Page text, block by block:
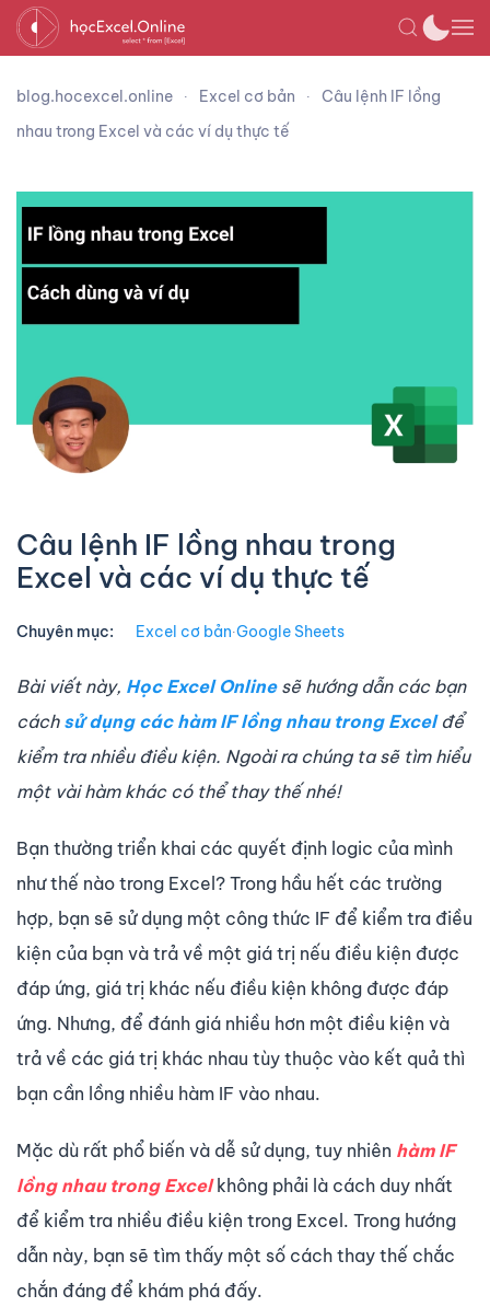
blog.hocexcel.online Excel cơ bản
Câu lệnh IF lồng
nhau trong Excel và các ví dụ thực tế
Câu lệnh IF lồng nhau trong
Excel và các ví dụ thực tế
Chuyên mục: Excel cơ bản∙Google Sheets
Bài viết này, Học Excel Onlinesẽ hướng dẫn các bạn
cách sử dụng các hàm IF lồng nhau trong Excelđể
kiểm tra nhiều điều kiện. Ngoài ra chúng ta sẽ tìm hiểu
một vài hàm khác có thể thay thế nhé!
Bạn thường triển khai các quyết định logic của mình
như thế nào trong Excel? Trong hầu hết các trường
hợp, bạn sẽ sử dụng một công thức IF để kiểm tra điều
kiện của bạn và trả về một giá trị nếu điều kiện được
đáp ứng, giá trị khác nếu điều kiện không được đáp
ứng. Nhưng, để đánh giá nhiều hơn một điều kiện và
trả về các giá trị khác nhau tùy thuộc vào kết quả thì
bạn cần lồng nhiều hàm IF vào nhau.
Mặc dù rất phổ biến và dễ sử dụng, tuy nhiên hàm IF
lồng nhau trong Excelkhông phải là cách duy nhất
để kiểm tra nhiều điều kiện trong Excel. Trong hướng
dẫn này, bạn sẽ tìm thấy một số cách thay thế chắc
chắn đáng để khám phá đấy.